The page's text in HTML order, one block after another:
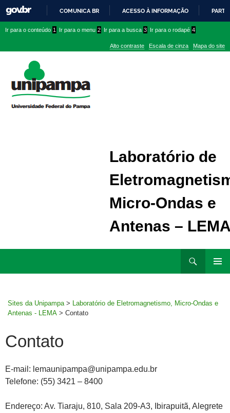
PARA
CONTEÚDO
COMUNICA BR ACESSO À INFORMAÇÃO
conteúdo
menu
superior
menu
Ir para o conteúdo 1 Ir para o menu 2 Ir para a busca 3 Ir para o rodapé 4
Alto contraste Escala de cinza Mapa do site
Laboratório de
Micro-Ondas e
Antenas –
Sites da Unipampa > Laboratório de Eletromagnetismo, Micro-Ondas e
Antenas - LEMA > Contato
Contato
E-mail: lemaunipampa@unipampa.edu.br
Telefone: (55) 3421 – 8400
Endereço: Av. Tiaraju, 810, Sala 209-A3, Ibirapuitã, Alegrete